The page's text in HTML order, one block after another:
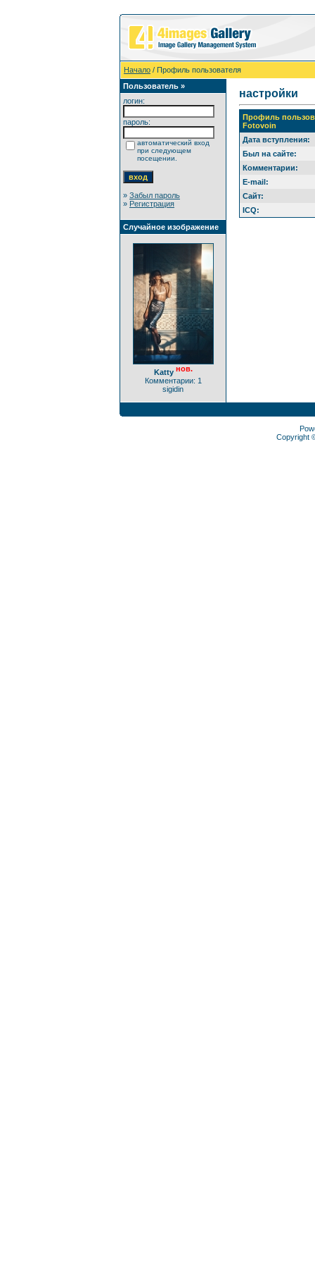
Начало / Профиль пользователя
Пользователь »
логин:
пароль:
автоматический вход
при следующем
посещении.
» Забыл пароль
» Регистрация
Случайное изображение
Katty нов.
Комментарии: 1
sigidin
настройки
Профиль
Fotovoin
Дата вступления:
Был на сайте:
Комментарии:
E-mail:
Сайт:
ICQ:
Copyright